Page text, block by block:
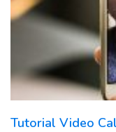
Tutorial Video